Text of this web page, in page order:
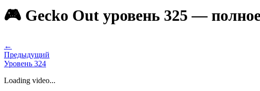
🎮 Gecko Out уровень 325 —
←
Предыдущий
Уровень 324
Loading video...